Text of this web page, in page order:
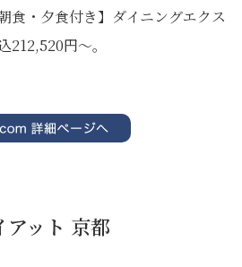
食・夕食付き】ダイニングエクス
212,520円～。
アット 京都